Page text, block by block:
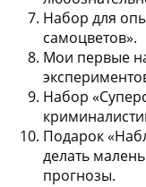
Набор для
самоцветов».
Мои первые
Набор
Подарок
делать
прогнозы.